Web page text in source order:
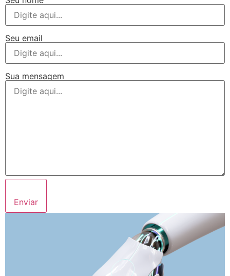
Seu email
Sua mensagem
Enviar